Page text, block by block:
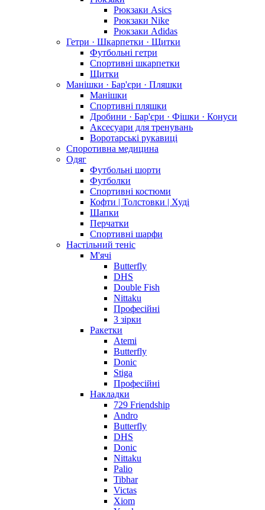
Рюкзаки Asics
Рюкзаки Nike
Рюкзаки Adidas
Гетри · Шкарпетки · Щитки
Футбольні гетри
Спортивні шкарпетки
Щитки
Манішки · Бар'єри · Пляшки
Манішки
Спортивні пляшки
Дробини · Бар'єри · Фішки · Конуси
Аксесуари для тренувань
Воротарські рукавиці
Споротивна медицина
Одяг
Футбольні шорти
Футболки
Спортивні костюми
Кофти | Толстовки | Худі
Шапки
Перчатки
Спортивні шарфи
Настільний теніс
М'ячі
Butterfly
DHS
Double Fish
Nittaku
Професійні
3 зірки
Ракетки
Atemi
Butterfly
Donic
Stiga
Професійні
Накладки
729 Friendship
Andro
Butterfly
DHS
Donic
Nittaku
Palio
Tibhar
Victas
Xiom